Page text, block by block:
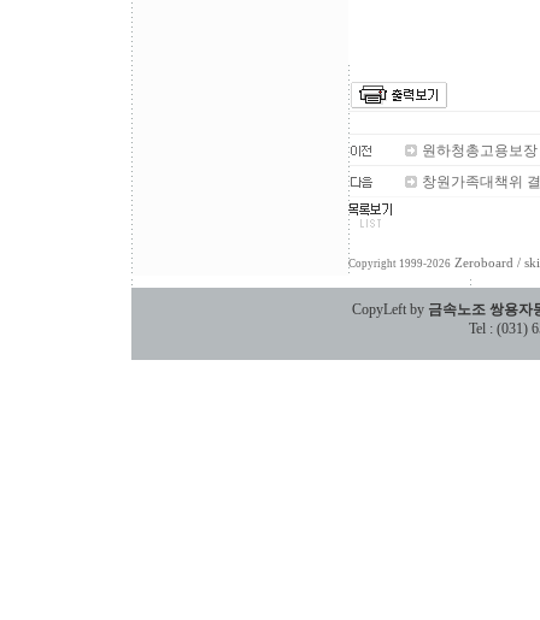
원하청총고용보
창원가족대책위
Copyright 1999-2026 Zeroboard /
CopyLeft by 금속노조 쌍용자
Tel : (031)